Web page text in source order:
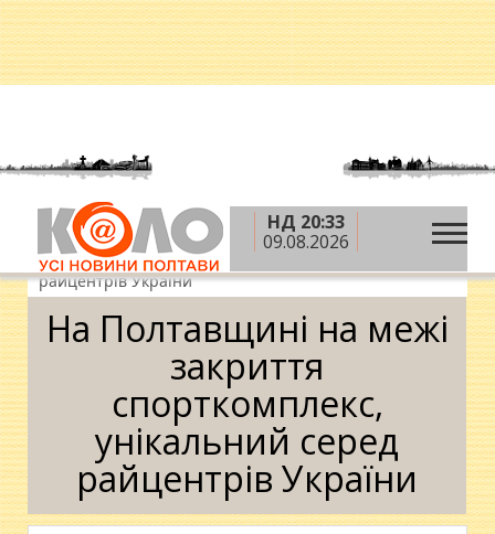
НД 20:33
09.08.2026
Головна » Новини » Спорт »На Полтавщині
на межі закриття спорткомплекс, унікальний серед
райцентрів України
На Полтавщині на межі
закриття
спорткомплекс,
унікальний серед
райцентрів України